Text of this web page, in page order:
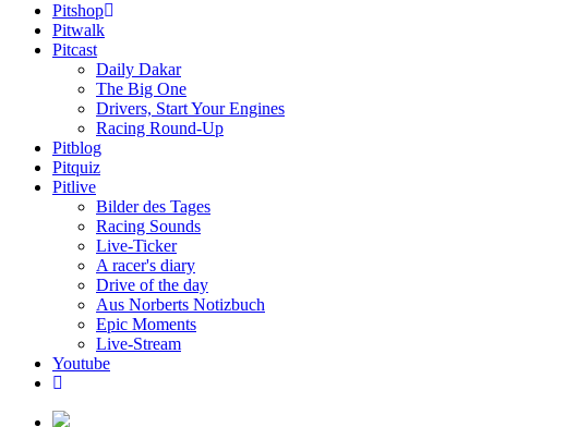
Pitshop
Pitwalk
Pitcast
Daily Dakar
The Big One
Drivers, Start Your Engines
Racing Round-Up
Pitblog
Pitquiz
Pitlive
Bilder des Tages
Racing Sounds
Live-Ticker
A racer's diary
Drive of the day
Aus Norberts Notizbuch
Epic Moments
Live-Stream
Youtube